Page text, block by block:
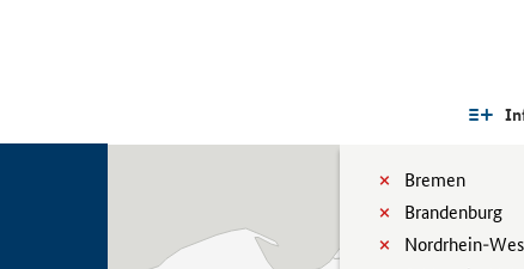
Bremen
Brandenburg
Nordrhein-